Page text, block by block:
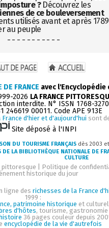
?Découvrez les
de ce bouleversement
utilisés avant et après 1789
au peuple
- - - - - - - - - - -
DE FRANCE avec
2026 LA FRANCE
interdite. N° ISSN 1768-
246619 00011. Code APE 913E
France d'hier et d'aujourd'hui sont
Site déposé à l'INPI
DU TOURISME FRANÇAIS dès 2003
DE LA BIBLIOTHÈQUE NATIONALE DE
CULTURE
pittoresque
Politique de
historique du jour
ligne des richesses de la France
1999 :
patrimoine historique et
d'hôtes, tourisme, gastronomie
36 pages couleur depuis
encyclopédie de la vie d'autrefois